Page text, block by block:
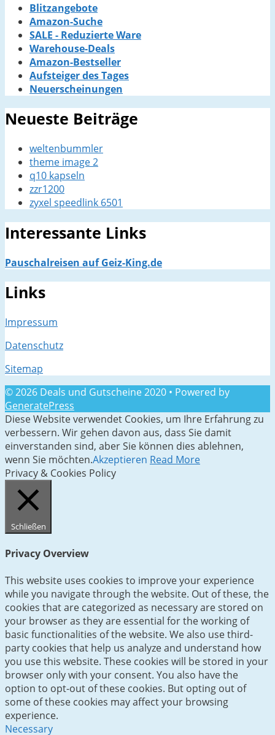
Blitzangebote
Amazon-Suche
SALE - Reduzierte Ware
Warehouse-Deals
Amazon-Bestseller
Aufsteiger des Tages
Neuerscheinungen
Neueste Beiträge
weltenbummler
theme image 2
q10 kapseln
zzr1200
zyxel speedlink 6501
Interessante Links
Pauschalreisen auf Geiz-King.de
Links
Impressum
Datenschutz
Sitemap
© 2026 Deals und Gutscheine 2020 • Powered by
GeneratePress
Diese Website verwendet Cookies, um Ihre Erfahrung zu
verbessern. Wir gehen davon aus, dass Sie damit
einverstanden sind, aber Sie können dies ablehnen,
wenn Sie möchten.Akzeptieren Read More
Privacy & Cookies Policy
Schließen
Privacy Overview
This website uses cookies to improve your experience
while you navigate through the website. Out of these, the
cookies that are categorized as necessary are stored on
your browser as they are essential for the working of
basic functionalities of the website. We also use third-
party cookies that help us analyze and understand how
you use this website. These cookies will be stored in your
browser only with your consent. You also have the
option to opt-out of these cookies. But opting out of
some of these cookies may affect your browsing
experience.
Necessary